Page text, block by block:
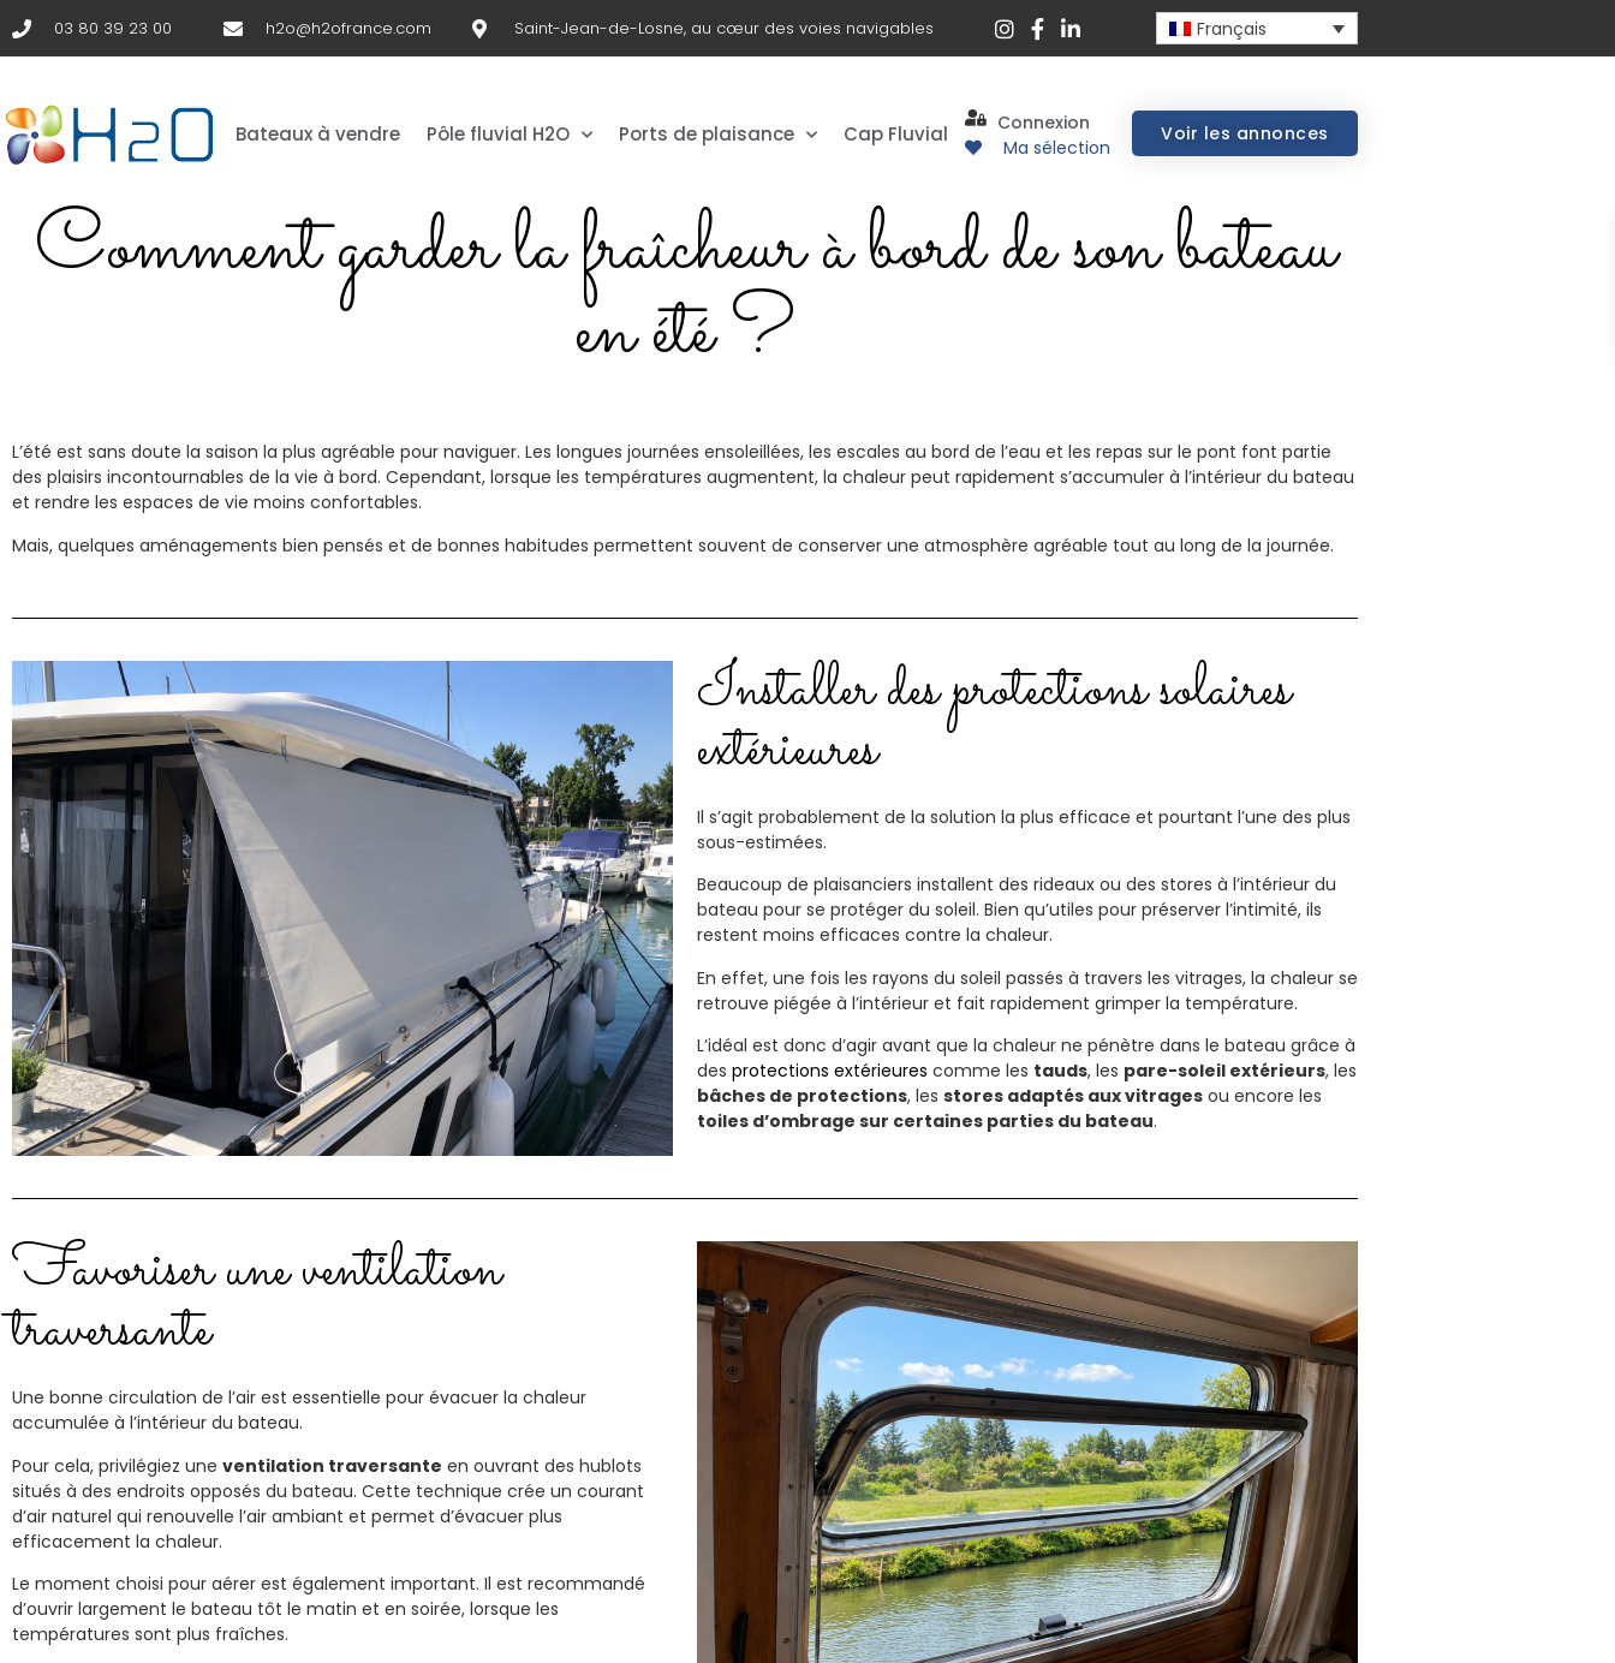
03 80 39 23 00 h2o@h2ofrance.com Saint-Jean-de-Losne, au cœur des voies navigables Français
Bateaux à vendre Pôle fluvial H2O Ports de plaisance Cap Fluvial
Connexion
Ma sélection
Voir les annonces
Comment garder la fraîcheur à bord de son bateau
en été ?
L’été est sans doute la saison la plus agréable pour naviguer. Les longues journées ensoleillées, les escales au bord de l’eau et les repas sur le pont font partie
des plaisirs incontournables de la vie à bord. Cependant, lorsque les températures augmentent, la chaleur peut rapidement s’accumuler à l’intérieur du bateau
et rendre les espaces de vie moins confortables.
Mais, quelques aménagements bien pensés et de bonnes habitudes permettent souvent de conserver une atmosphère agréable tout au long de la journée.
Installer des protections solaires
extérieures
Il s’agit probablement de la solution la plus efficace et pourtant l’une des plus
sous-estimées.
Beaucoup de plaisanciers installent des rideaux ou des stores à l’intérieur du
bateau pour se protéger du soleil. Bien qu’utiles pour préserver l’intimité, ils
restent moins efficaces contre la chaleur.
En effet, une fois les rayons du soleil passés à travers les vitrages, la chaleur se
retrouve piégée à l’intérieur et fait rapidement grimper la température.
L’idéal est donc d’agir avant que la chaleur ne pénètre dans le bateau grâce à
des protections extérieures comme les tauds, les pare-soleil extérieurs, les
bâches de protections, les stores adaptés aux vitrages ou encore les
toiles d’ombrage sur certaines parties du bateau.
Favoriser une ventilation
traversante
Une bonne circulation de l’air est essentielle pour évacuer la chaleur
accumulée à l’intérieur du bateau.
Pour cela, privilégiez une ventilation traversante en ouvrant des hublots
situés à des endroits opposés du bateau. Cette technique crée un courant
d’air naturel qui renouvelle l’air ambiant et permet d’évacuer plus
efficacement la chaleur.
Le moment choisi pour aérer est également important. Il est recommandé
d’ouvrir largement le bateau tôt le matin et en soirée, lorsque les
températures sont plus fraîches.